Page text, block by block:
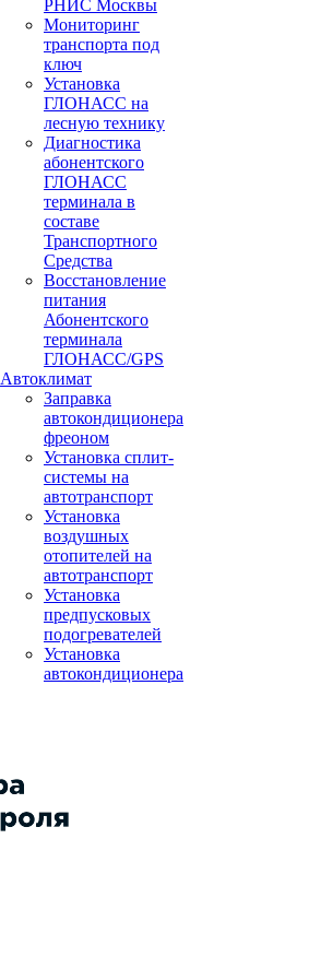
РНИС Москвы
Мониторинг
транспорта под
ключ
Установка
ГЛОНАСС на
лесную технику
Диагностика
абонентского
ГЛОНАСС
терминала в
составе
Транспортного
Средства
Восстановление
питания
Абонентского
терминала
ГЛОНАСС/GPS
Автоклимат
Заправка
автокондиционера
фреоном
Установка сплит-
системы на
автотранспорт
Установка
воздушных
отопителей на
автотранспорт
Установка
предпусковых
подогревателей
Установка
автокондиционера